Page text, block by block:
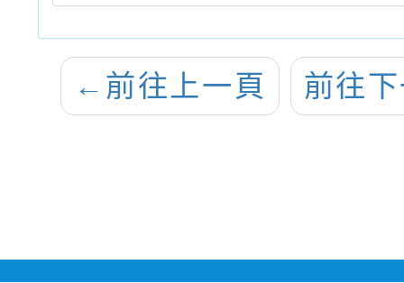
← 前往上一頁 前往